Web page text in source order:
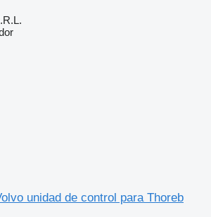
unidad de control para Thoreb